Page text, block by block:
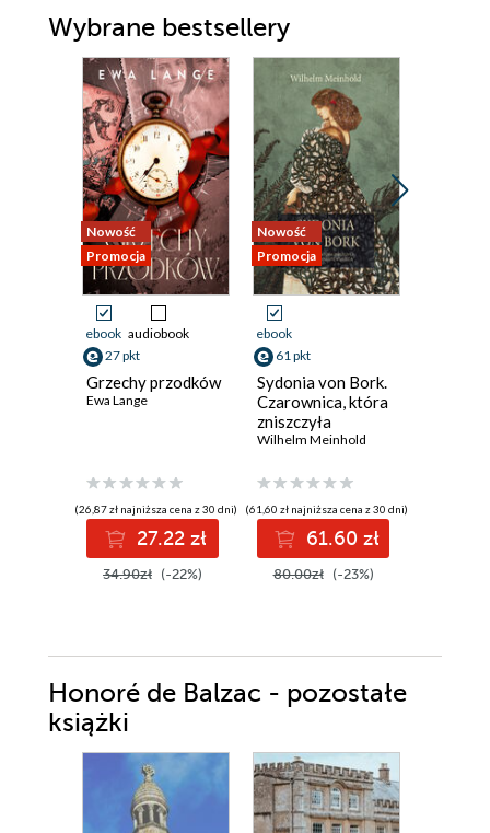
Wybrane bestsellery
Nowość
Promocja
ebook audiobook
27 pkt
Grzechy przodków
Ewa Lange
(26,87 zł najniższa cena z 30 dni)
27.22 zł
34.90zł (-22%)
Nowość
Promocja
ebook
61 pkt
Sydonia von Bork.
Czarownica, która
zniszczyła
pomorską dynastię
Wilhelm Meinhold
(61,60 zł najniższa cena z 30 dni)
61.60 zł
80.00zł (-23%)
Honoré de Balzac - pozostałe
książki